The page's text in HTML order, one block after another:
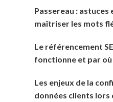
Passereau :
maîtriser les mots
Le référencement
fonctionne et par
Les enjeux de la
données clients lors